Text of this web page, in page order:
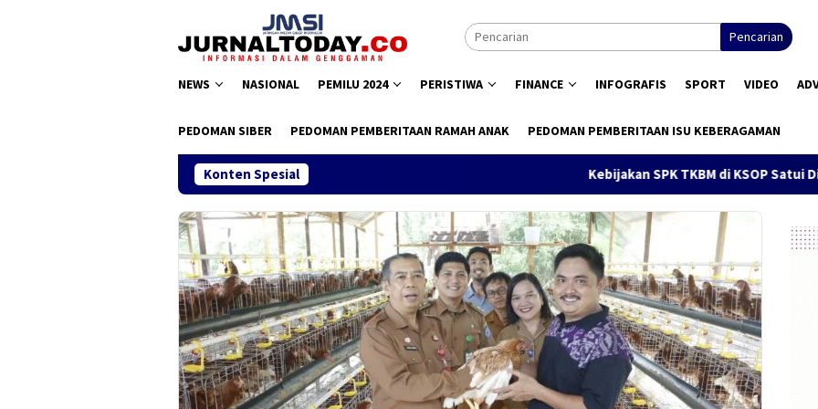
Pencarian
NEWS NASIONAL PEMILU 2024 PERISTIWA FINANCE INFOGRAFIS SPORT VIDEO
PEDOMAN SIBER PEDOMAN PEMBERITAAN RAMAH ANAK PEDOMAN PEMBERITAAN ISU KEBERAGAMAN
Konten Spesial Kebijakan SPK TKBM di KSOP Satui Disorot,